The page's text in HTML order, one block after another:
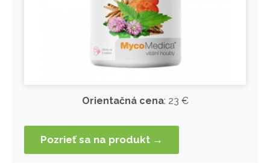
Orientačná cena: 23 €
Pozrieť sa na produkt →